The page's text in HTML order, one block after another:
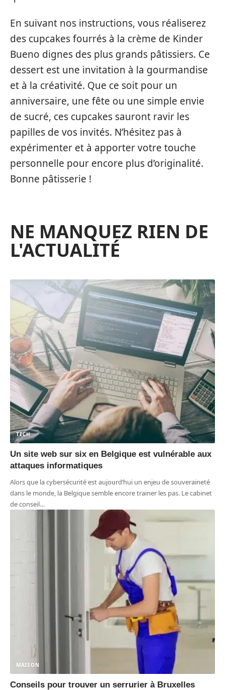
En suivant nos instructions, vous réaliserez
des cupcakes fourrés à la crème de Kinder
Bueno dignes des plus grands pâtissiers. Ce
dessert est une invitation à la gourmandise
et à la créativité. Que ce soit pour un
anniversaire, une fête ou une simple envie
de sucré, ces cupcakes sauront ravir les
papilles de vos invités. N’hésitez pas à
expérimenter et à apporter votre touche
personnelle pour encore plus d’originalité.
Bonne pâtisserie !
NE MANQUEZ RIEN DE
L'ACTUALITÉ
TECH
Un site web sur six en Belgique est vulnérable aux
attaques informatiques
Alors que la cybersécurité est aujourd’hui un enjeu de souveraineté
dans le monde, la Belgique semble encore trainer les pas. Le cabinet
de conseil…
MAISON
Conseils pour trouver un serrurier à Bruxelles